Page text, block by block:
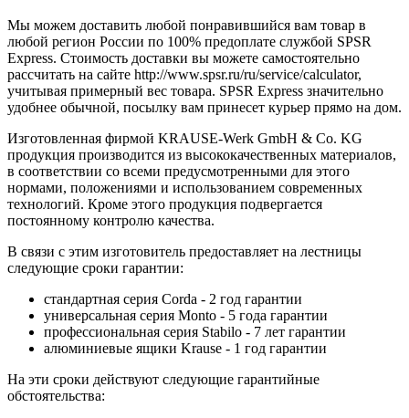
Мы можем доставить любой понравившийся вам товар в
любой регион России по 100% предоплате службой SPSR
Express. Стоимость доставки вы можете самостоятельно
рассчитать на сайте http://www.spsr.ru/ru/service/calculator,
учитывая примерный вес товара. SPSR Express значительно
удобнее обычной, посылку вам принесет курьер прямо на дом.
Изготовленная фирмой KRAUSE-Werk GmbH & Со. KG
продукция производится из высококачественных материалов,
в соответствии со всеми предусмотренными для этого
нормами, положениями и использованием современных
технологий. Кроме этого продукция подвергается
постоянному контролю качества.
В связи с этим изготовитель предоставляет на лестницы
следующие сроки гарантии:
стандартная серия Corda - 2 год гарантии
универсальная серия Monto - 5 года гарантии
профессиональная серия Stabilo - 7 лет гарантии
алюминиевые ящики Krause - 1 год гарантии
На эти сроки действуют следующие гарантийные
обстоятельства: